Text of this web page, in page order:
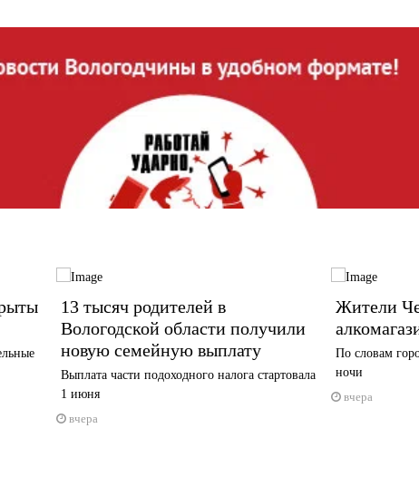
13 тысяч родителей в
Вологодской области получили
новую семейную выплату
Выплата части подоходного налога стартовала
1 июня
вчера
Жители
По словам
ночи
вчера